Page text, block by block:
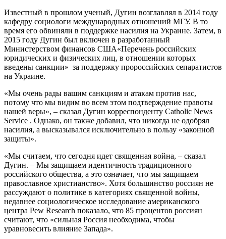
Известный в прошлом ученый, Дугин возглавлял в 2014 году
кафедру социологи международных отношений МГУ. В то
время его обвиняли в поддержке насилия на Украине. Затем, в
2015 году Дугин был включен в разработанный
Министерством финансов США«Перечень российских
юридических и физических лиц, в отношении которых
введены санкции» за поддержку пророссийских сепаратистов
на Украине.
«Мы очень рады вашим санкциям и атакам против нас,
потому что мы видим во всем этом подтверждение правоты
нашей веры», – сказал Дугин корреспонденту Catholic News
Service . Однако, он также добавил, что никогда не одобрял
насилия, а высказывался исключительно в пользу «законной
защиты».
«Мы считаем, что сегодня идет священная война, – сказал
Дугин. – Мы защищаем идентичность традиционного
российского общества, а это означает, что мы защищаем
православное христианство». Хотя большинство россиян не
рассуждают о политике в категориях священной войны,
недавнее социологическое исследование американского
центра Pew Research показало, что 85 процентов россиян
считают, что «сильная Россия необходима, чтобы
уравновесить влияние Запада».